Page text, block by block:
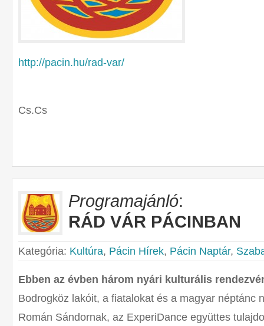
http://pacin.hu/rad-var/
Cs.Cs
Programajánló:
RÁD VÁR PÁCINBAN
Kategória: Kultúra, Pácin Hírek, Pácin Naptár,
Ebben az évben három nyári kulturális
Bodrogköz lakóit, a fiatalokat és a magyar néptánc
Román Sándornak, az ExperiDance együttes